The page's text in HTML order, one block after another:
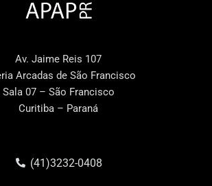
Av. Jaime Reis 107
Arcadas de São Francisco
Sala 07 – São Francisco
Curitiba – Paraná
(41)3232-0408